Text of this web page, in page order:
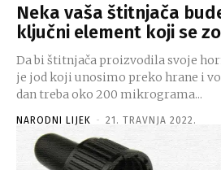
Neka vaša štitnjača
ključni element koji se
Da bi štitnjača proizvodila svoje
je jod koji unosimo preko hrane i
dan treba oko 200 mikrograma...
NARODNI LIJEK - 21. TRAVNJA 2022.